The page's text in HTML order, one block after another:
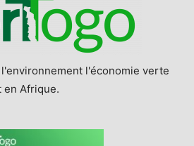
l'économie verte
en Afrique.